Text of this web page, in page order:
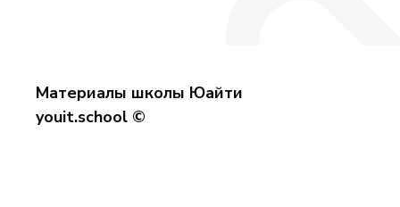
Материалы школы Юайти
youit.school ©